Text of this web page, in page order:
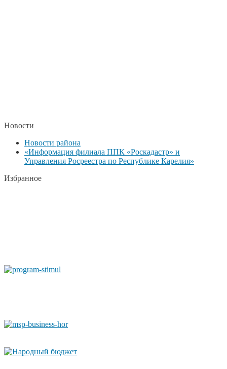
Новости
Новости района
«Информация филиала ППК «Роскадастр» и
Управления Росреестра по Республике Карелия»
Избранное